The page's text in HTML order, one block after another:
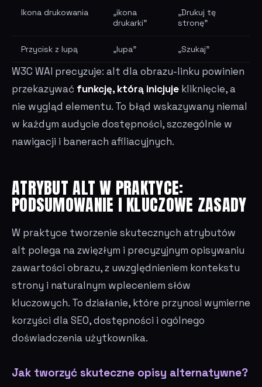
Ikona drukowania
„ikona
drukarki"
„Drukuj tę
stronę"
Przycisk z lupą „lupa" „Szukaj"
W3C WAI precyzuje: alt dla obrazu-linku powinien
przekazywać funkcję, którą inicjuje kliknięcie, a
nie wygląd elementu. To błąd wskazywany niemal
w każdym audycie dostępności, szczególnie w
nawigacji i banerach afiliacyjnych.
ATRYBUT ALT W PRAKTYCE:
PODSUMOWANIE I KLUCZOWE ZASADY
W praktyce tworzenie skutecznych atrybutów
alt polega na zwięzłym i precyzyjnym opisywaniu
zawartości obrazu, z uwzględnieniem kontekstu
strony i naturalnym wpleceniem słów
kluczowych. To działanie, które przynosi wymierne
korzyści dla SEO, dostępności i ogólnego
doświadczenia użytkownika.
Jak tworzyć skuteczne opisy alternatywne?